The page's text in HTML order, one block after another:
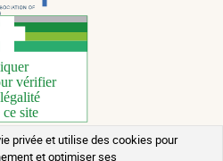
privée et utilise des cookies pour
et optimiser ses